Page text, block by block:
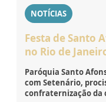
NOTÍCIAS
Festa de Santo
no Rio de
Paróquia Santo
com Setenário,
confraternização da